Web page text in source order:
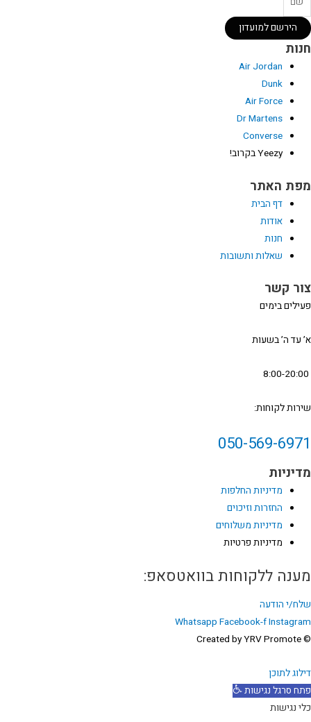
הירשם למועדון
Air Jordan
Dunk
Air Force
Dr Martens
Converse
Yeezy בקרוב!
האתר
דף הבית
אודות
חנות
שאלות ותשובות
קשר
בימים
עד ה’ בשעות
לקוחות:
050-569-
מדיניות החלפות
החזרות וזיכוים
מדיניות משלוחים
מדיניות פרטיות
ללקוחות בוואטסאפ:
י הודעה
WhatsappFacebook-f
©
לתוכן
סרגל נגישות
נגישות